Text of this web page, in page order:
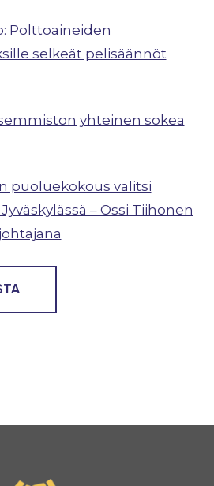
Polttoaineiden
selkeät pelisäännöt
yhteinen sokea
puoluekokous valitsi
– Ossi Tiihonen